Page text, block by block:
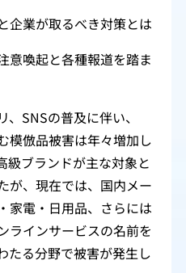
業が取るべき対策とは
喚起と各種報道を踏ま
SNSの普及に伴い、
模倣品被害は年々増加し
ブランドが主な対象と
、現在では、国内メー
電・日用品、さらには
インサービスの名前を
る分野で被害が発生し